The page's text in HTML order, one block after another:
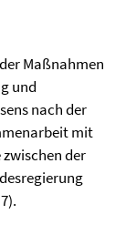
Maßnahmen
und
nach der
mit
der